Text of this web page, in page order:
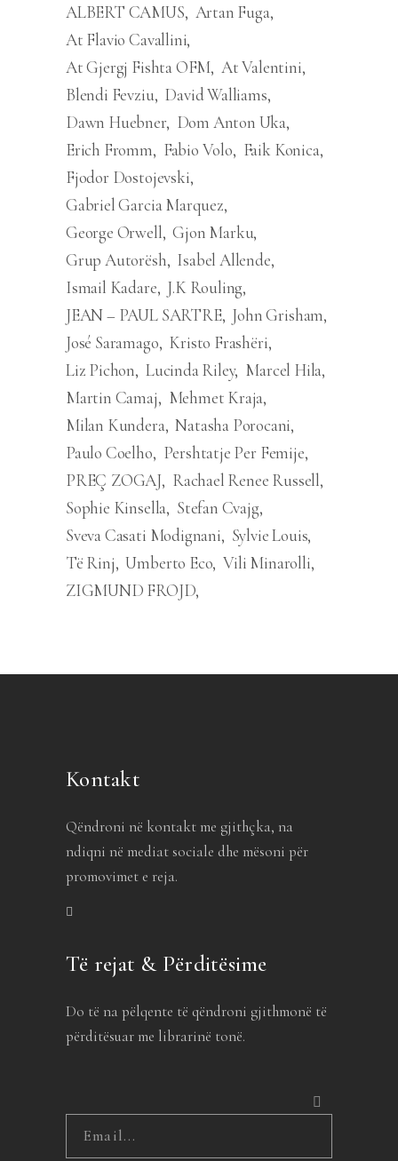
ALBERT CAMUS Artan Fuga
At Flavio Cavallini
At Gjergj Fishta OFM At Valentini
Blendi Fevziu David Walliams
Dawn Huebner Dom Anton Uka
Erich Fromm
Fabio Volo
Faik Konica
Fjodor Dostojevski
Gabriel Garcia Marquez
George Orwell Gjon Marku
Grup Autorësh Isabel Allende
Ismail Kadare J.K Rouling
JEAN – PAUL SARTRE John Grisham
José Saramago Kristo Frashëri
Liz Pichon Lucinda Riley Marcel Hila
Martin Camaj
Mehmet Kraja
Milan Kundera Natasha Porocani
Paulo Coelho
Pershtatje Per Femije
PREÇ ZOGAJ
Rachael Renee Russell
Sophie Kinsella Stefan Cvajg
Sveva Casati Modignani
Sylvie Louis
Të Rinj Umberto Eco Vili Minarolli
ZIGMUND FROJD
Kontakt
Qëndroni në kontakt me gjithçka, na
ndiqni në mediat sociale dhe mësoni për
promovimet e reja.
Të rejat & Përditësime
Do të na pëlqente të qëndroni gjithmonë të
përditësuar me librarinë tonë.